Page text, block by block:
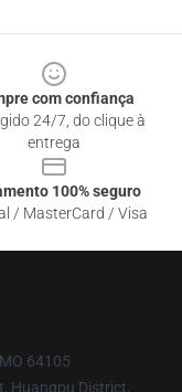
com confiança
24/7, do clique à
entrega
100% seguro
/ MasterCard / Visa
64105
Huangpu District,